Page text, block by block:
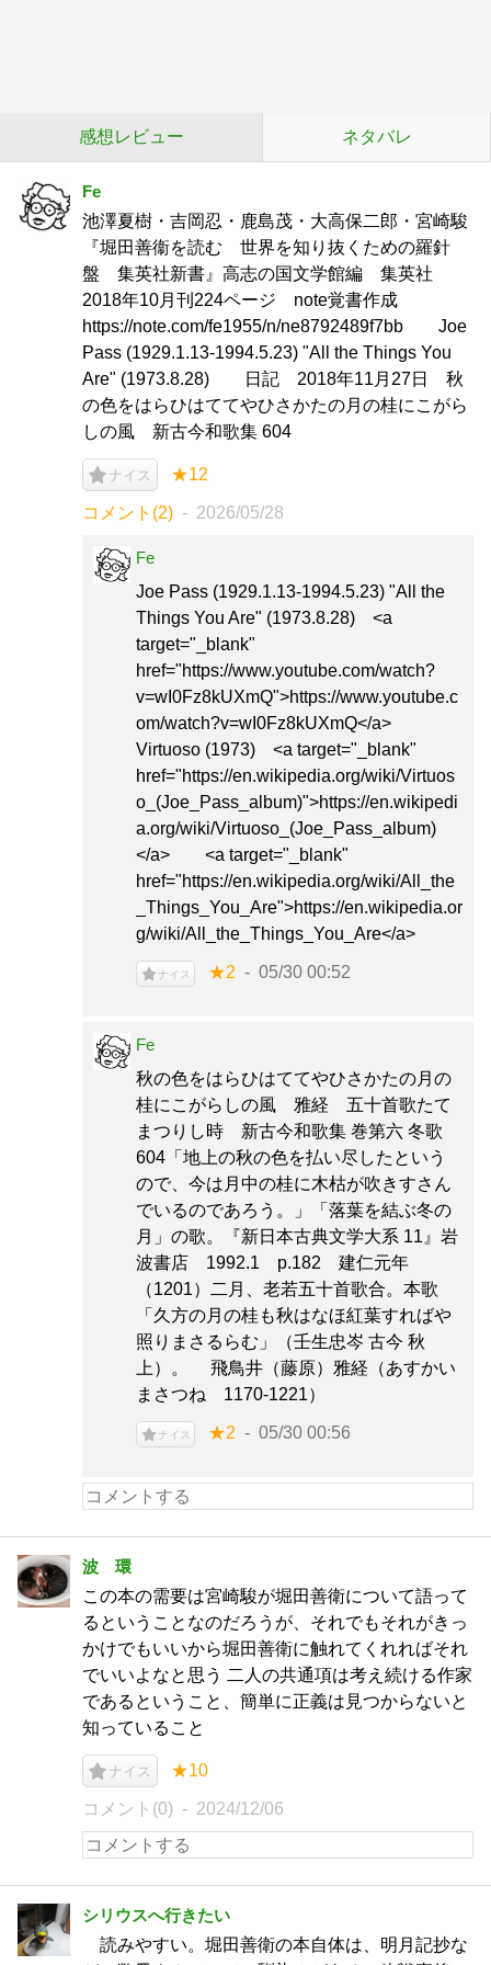
感想レビュー ネタバレ
Fe
池澤夏樹・吉岡忍・鹿島茂・大高保二郎・宮崎駿
『堀田善衞を読む 世界を知り抜くための羅針
盤 集英社新書』高志の国文学館編 集英社
2018年10月刊224ページ note覚書作成
https://note.com/fe1955/n/ne8792489f7bb Joe
Pass (1929.1.13-1994.5.23) "All the Things You
Are" (1973.8.28) 日記 2018年11月27日 秋
の色をはらひはててやひさかたの月の桂にこがら
しの風 新古今和歌集 604
ナイス ★12
コメント(2) 2026/05/28
Fe
Joe Pass (1929.1.13-1994.5.23) "All the
Things You Are" (1973.8.28) <a
target="_blank"
href="https://www.youtube.com/watch?
v=wI0Fz8kUXmQ">https://www.youtube.c
om/watch?v=wI0Fz8kUXmQ</a>
Virtuoso (1973) <a target="_blank"
href="https://en.wikipedia.org/wiki/Virtuos
o_(Joe_Pass_album)">https://en.wikipedi
a.org/wiki/Virtuoso_(Joe_Pass_album)
</a> <a target="_blank"
href="https://en.wikipedia.org/wiki/All_the
_Things_You_Are">https://en.wikipedia.or
g/wiki/All_the_Things_You_Are</a>
ナイス ★2 05/30 00:52
Fe
秋の色をはらひはててやひさかたの月の
桂にこがらしの風 雅経 五十首歌たて
まつりし時 新古今和歌集 巻第六 冬歌
604「地上の秋の色を払い尽したという
ので、今は月中の桂に木枯が吹きすさん
でいるのであろう。」「落葉を結ぶ冬の
月」の歌。『新日本古典文学大系 11』岩
波書店 1992.1 p.182 建仁元年
（1201）二月、老若五十首歌合。本歌
「久方の月の桂も秋はなほ紅葉すればや
照りまさるらむ」（壬生忠岑 古今 秋
上）。 飛鳥井（藤原）雅経（あすかい
まさつね 1170-1221）
ナイス ★2 05/30 00:56
波 環
この本の需要は宮崎駿が堀田善衛について語って
るということなのだろうが、それでもそれがきっ
かけでもいいから堀田善衛に触れてくれればそれ
でいいよなと思う 二人の共通項は考え続ける作家
であるということ、簡単に正義は見つからないと
知っていること
ナイス ★10
コメント(0) 2024/12/06
シリウスへ行きたい
読みやすい。堀田善衛の本自体は、明月記抄な